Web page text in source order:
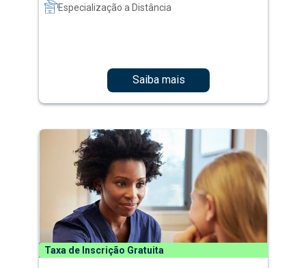
Especialização a Distância
Saiba mais
Taxa de Inscrição Gratuita